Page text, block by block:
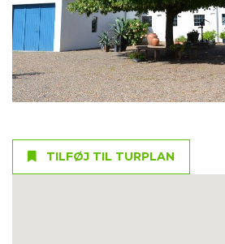
TILFØJ TIL TURPLAN